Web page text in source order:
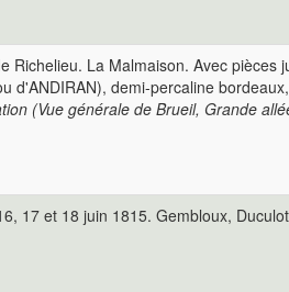
Richelieu. La Malmaison. Avec
d'ANDIRAN), demi-percaline
(Vue générale de Brueil, Grande
17 et 18 juin 1815. Gembloux,